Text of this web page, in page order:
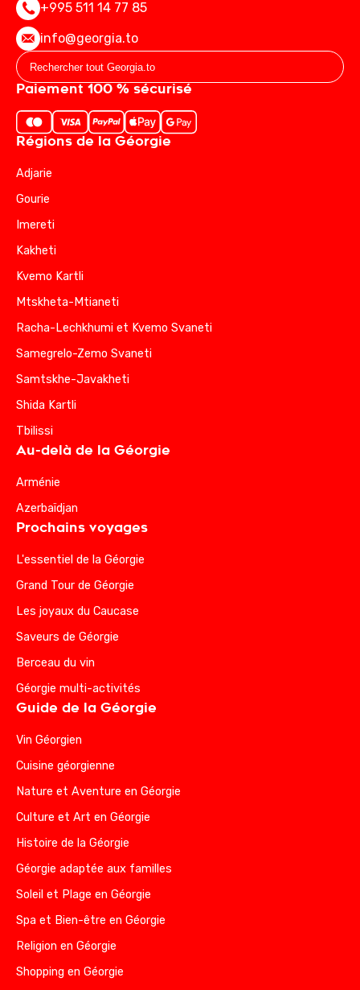
+995 511 14 77 85
info@georgia.to
Paiement 100 % sécurisé
Régions de la Géorgie
Adjarie
Gourie
Imereti
Kakheti
Kvemo Kartli
Mtskheta-Mtianeti
Racha-Lechkhumi et Kvemo Svaneti
Samegrelo-Zemo Svaneti
Samtskhe-Javakheti
Shida Kartli
Tbilissi
Au-delà de la Géorgie
Arménie
Azerbaïdjan
Prochains voyages
L'essentiel de la Géorgie
Grand Tour de Géorgie
Les joyaux du Caucase
Saveurs de Géorgie
Berceau du vin
Géorgie multi-activités
Guide de la Géorgie
Vin Géorgien
Cuisine géorgienne
Nature et Aventure en Géorgie
Culture et Art en Géorgie
Histoire de la Géorgie
Géorgie adaptée aux familles
Soleil et Plage en Géorgie
Spa et Bien-être en Géorgie
Religion en Géorgie
Shopping en Géorgie